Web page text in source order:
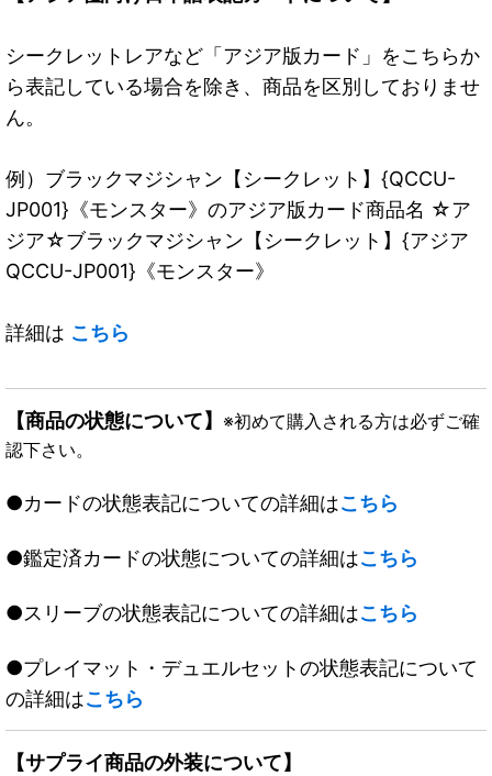
シークレットレアなど「アジア版カード」をこちらか
ら表記している場合を除き、商品を区別しておりませ
ん。
例）ブラックマジシャン【シークレット】{QCCU-
JP001}《モンスター》のアジア版カード商品名 ☆ア
ジア☆ブラックマジシャン【シークレット】{アジア
QCCU-JP001}《モンスター》
詳細は こちら
【商品の状態について】 ※初めて購入される方は必ずご確
認下さい。
●カードの状態表記についての詳細はこちら
●鑑定済カードの状態についての詳細はこちら
●スリーブの状態表記についての詳細はこちら
●プレイマット・デュエルセットの状態表記について
の詳細はこちら
【サプライ商品の外装について】